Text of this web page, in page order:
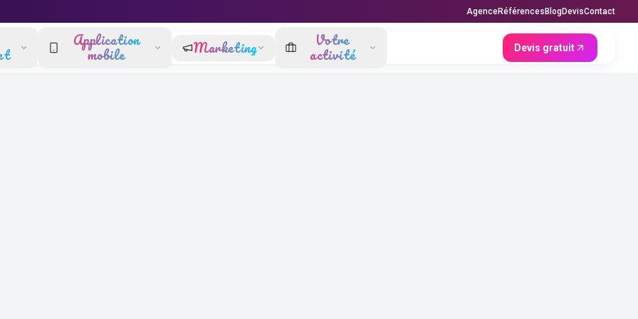
AgenceRéférences BlogDevisContact
Application
mobile Marketing Votre
activité Devis gratuit